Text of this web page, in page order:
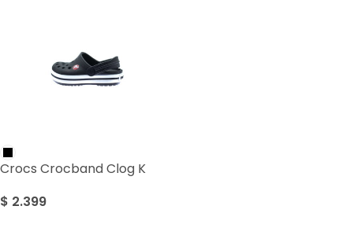
Crocs Crocband Clog K
$ 2.399